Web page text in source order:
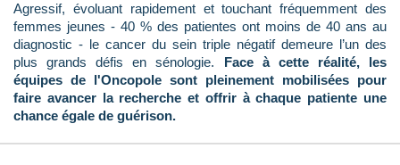
Agressif, évoluant rapidement et touchant fréquemment des
femmes jeunes - 40 % des patientes ont moins de 40 ans au
diagnostic - le cancer du sein triple négatif demeure l’un des
plus grands défis en sénologie. Face à cette réalité, les
équipes de l'Oncopole sont pleinement mobilisées pour
faire avancer la recherche et offrir à chaque patiente une
chance égale de guérison.